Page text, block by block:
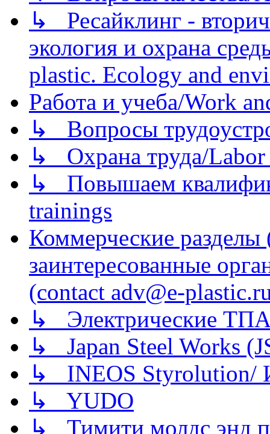
↳ Ресайклинг -
экология и охрана
plastic. Ecology and
Работа и учеба/Work
↳ Вопросы
↳ Охрана труда/Labor
↳ Повышаем
trainings
Коммерческие
заинтересованные
(contact adv@e-
↳ Электрические
↳ Japan Steel Works
↳ INEOS
↳ YUDO
↳ Тимити молдс энд